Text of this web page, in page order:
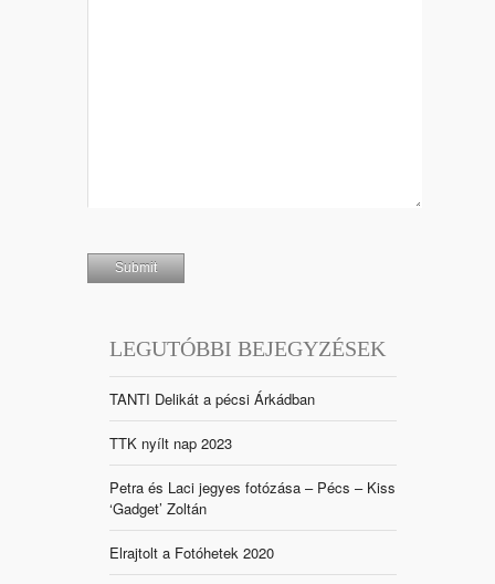
LEGUTÓBBI BEJEGYZÉSEK
TANTI Delikát a pécsi Árkádban
TTK nyílt nap 2023
Petra és Laci jegyes fotózása – Pécs – Kiss
‘Gadget’ Zoltán
Elrajtolt a Fotóhetek 2020